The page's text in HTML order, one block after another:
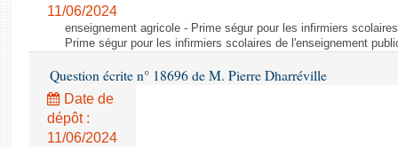
11/06/2024
enseignement agricole - Prime ségur pour les infirmiers
Prime ségur pour les infirmiers scolaires de l'enseignement
Question écrite n° 18696 de M. Pierre Dharréville
Date de
dépôt :
11/06/2024